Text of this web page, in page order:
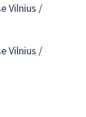
Vilnius /
Vilnius /